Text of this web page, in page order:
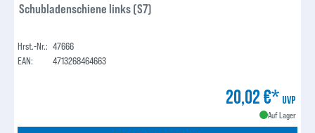
Schubladenschiene links (S7)
Hrst.-Nr.: 47666
EAN:
4713268464663
20,02 €* UVP
Auf Lager